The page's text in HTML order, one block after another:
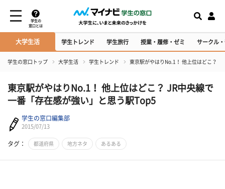
学生の
窓口とは
大学生活 学生トレンド 学生旅行 授業・履修・ゼミ サークル
学生の窓口トップ 大学生活 学生トレンド 東京駅がやはりNo.1！ 他上位はどこ？
東京駅がやはりNo.1！ 他上位はどこ？ JR中央線で
一番「存在感が強い」と思う駅Top5
学生の窓口編集部
2015/07/13
タグ： 都道府県 地方ネタ あるある